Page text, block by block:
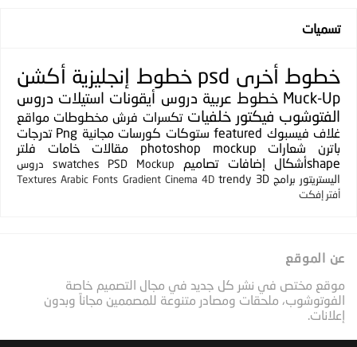
تسميات
خطوط أخرى psd خطوط إنجليزية أكشن
Muck-Up خطوط عربية دروس أيقونات استيلات دروس
الفتوشوب فيكتور خلفيات تكسرات فرش مخطوطات مواقع
غلاف فيسبوك featured ستوكات كورسات مجانية Png تدرجات
باترن
شعارات photoshop mockup مقالات خامات
فلتر
shapeأشكال
إضافات تصاميم PSD Mockup
swatches
دروس
اليستريتور برامج 3D
trendy
Cinema 4D
Gradient
Arabic Fonts
Textures
أفتر إفكت
عن الموقع
موقع مختص في نشر كل جديد في مجال التصميم خاصة
الفوتوشوب، ملحقات ومصادر متنوعة للمصممين مجاناً وبدون
إعلانات.